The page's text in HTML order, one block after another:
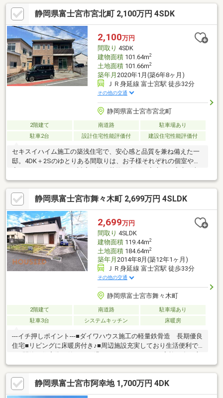
安心 。ニトリ徒歩2分、ウエルシア徒歩4分、オギノ徒歩6分など
周辺施設が至近に揃う好立地です 。空室につき、急な内見も迅速
に対応いたします ！資金計画のご相談も担当今村までお気軽にど
うぞ。
静岡県富士宮市宮北町 2,100万円 4SDK
2,100万円
間取り 4SDK
建物面積101.64m2
土地面積101.66m2
築年月 2020年1月(築6年8ヶ月)
ＪＲ身延線 富士宮駅 徒歩32分
その他の交通
静岡県富士宮市宮北町
2階建て 南道路
駐車場あり
駐車2台
設計住宅性能評価付 建設住宅性能評価付
セキスイハイム施工の築浅住宅で、安心感と品質を兼ね備えた一
邸。4DK＋2Sのゆとりある間取りは、お子様それぞれの個室や在
宅ワークスペースにも対応可能。荷物が多いご家庭でも安心の収
納力です。オール電化＋売電蓄電システムにより、家計にも配慮
された住まい。南面道路で日当たりも良好、駐車スペースは2台分
を確保しています。落ち着いた住環境と利便性を兼ね備えた立地
で、長く安心してお住まいいただけます。
静岡県富士宮市舞々木町 2,699万円 4SLDK
2,699万円
間取り 4SLDK
建物面積119.44m2
土地面積184.64m2
築年月 2014年8月(築12年1ヶ月)
ＪＲ身延線 富士宮駅 徒歩33分
その他の交通
静岡県富士宮市舞々木町
2階建て 南道路
駐車場あり
駐車3台
システムキッチン 床暖房
---イチ押しポイント---■ダイワハウス施工の軽量鉄骨造 長期優良
住宅■リビングに床暖房付き♪■周辺施設充実しており生活便利で
にもおすすめの４LDK+S♪■食洗器付きで奥様大喜び♪■便利なウォ
ークインクローゼット完備！■駐車スペース３台以上ございます■
空家につき、即入居可能---周辺環境---■スーパーまで徒歩9分/600
ｍ■富士見小学校まで徒歩7分/500ｍ◇◇買替の方、自己資金の少
静岡県富士宮市阿幸地 1,700万円 4DK